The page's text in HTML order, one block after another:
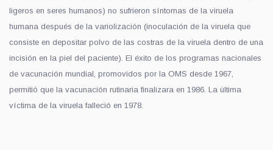
ligeros en seres humanos) no sufrieron síntomas de la viruela
humana después de la variolización (inoculación de la viruela que
consiste en depositar polvo de las costras de la viruela dentro de una
incisión en la piel del paciente). El éxito de los programas nacionales
de vacunación mundial, promovidos por la OMS desde 1967,
permitió que la vacunación rutinaria finalizara en 1986. La última
víctima de la viruela falleció en 1978.